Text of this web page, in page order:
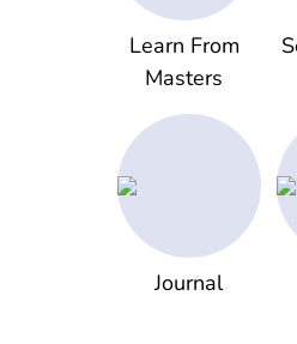
Learn From
Masters
Journal